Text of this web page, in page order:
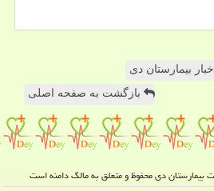
بیمارستان دی
بازگشت به صفحه اصلی